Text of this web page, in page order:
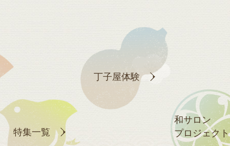
特集一覧
丁子屋体験
和サロン
プロジェクト